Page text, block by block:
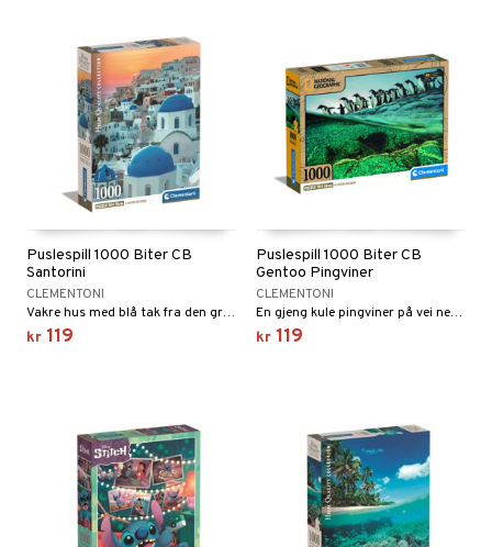
Puslespill 1000 Biter CB
Santorini
CLEMENTONI
Vakre hus med blå tak fra den greske øyverdenen.
kr 119
Puslespill 1000 Biter CB
Gentoo Pingviner
CLEMENTONI
En gjeng kule pingviner på vei ned mot havet.
kr 119